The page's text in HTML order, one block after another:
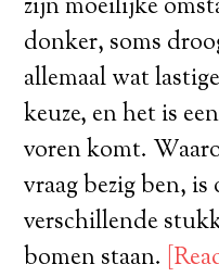
zijn moeilijke
donker, soms
allemaal wat
keuze, en het is
voren komt.
vraag bezig ben,
verschillende
bomen staan.